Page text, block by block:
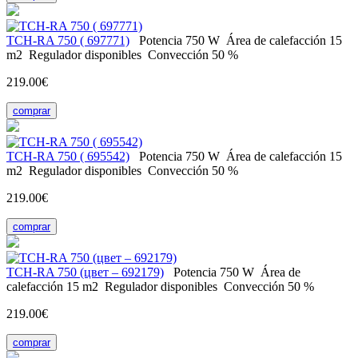
TCH-RA 750 ( 697771) Potencia 750 W Área de calefacción 15
m2 Regulador disponibles Convección 50 %
219.00€
comprar
TCH-RA 750 ( 695542) Potencia 750 W Área de calefacción 15
m2 Regulador disponibles Convección 50 %
219.00€
comprar
TCH-RA 750 (цвет – 692179) Potencia 750 W Área de
calefacción 15 m2 Regulador disponibles Convección 50 %
219.00€
comprar